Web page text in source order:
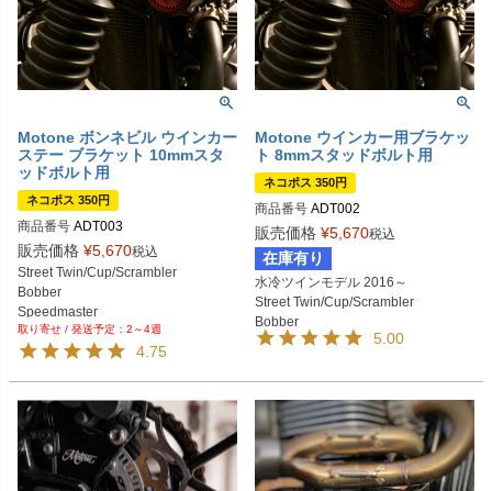
Motone ボンネビル ウインカー
ステー ブラケット 10mmスタ
ッドボルト用
ネコポス 350円
商品番号 ADT003
前の型番はADT001
販売価格 ¥5,670税込
Street Twin/Cup/Scrambler
Bobber
Speedmaster
T100/T120
Thruxton
2～4週
4.75
Motone ウインカー用ブラケッ
ト 8mmスタッドボルト用
ネコポス 350円
商品番号 ADT002
販売価格 ¥5,670税込
在庫有り
水冷ツインモデル 2016～
Street Twin/Cup/Scrambler
Bobber
Speedmaster
Thruxton
5.00